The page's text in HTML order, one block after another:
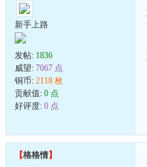
新手上路
发帖: 1836
威望: 7067 点
铜币: 2118 枚
贡献值: 0 点
好评度: 0 点
【格格情】